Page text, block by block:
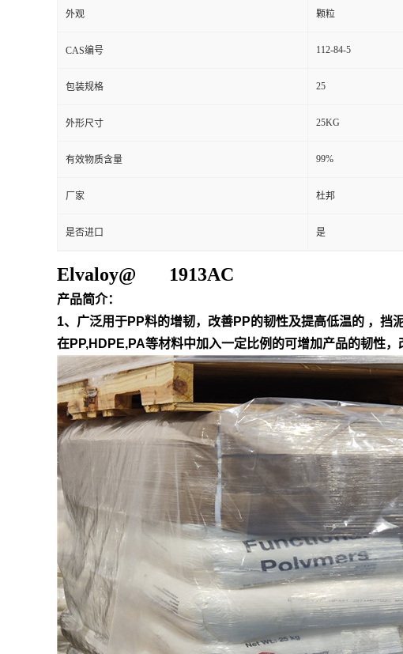
外观 颗粒
CAS编号 112-84-5
包装规格 25
外形尺寸 25KG
有效物质含量 99%
厂家 杜邦
是否进口 是
Elvaloy@ 1913AC
产品简介：
1、广泛用于PP料的增韧，改善PP的韧性及提高低温的 ，挡
在PP,HDPE,PA等材料中加入一定比例的可增加产品的韧性